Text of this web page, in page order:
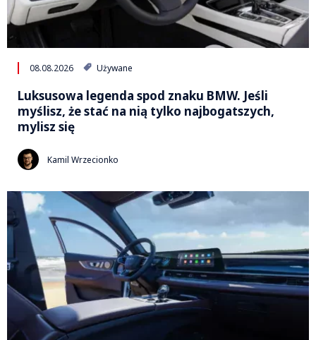
08.08.2026 Używane
Luksusowa legenda spod znaku BMW. Jeśli
myślisz, że stać na nią tylko najbogatszych,
mylisz się
Kamil Wrzecionko